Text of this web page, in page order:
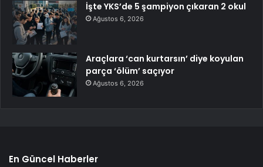
İşte YKS’de 5 şampiyon çıkaran 2 okul
Ağustos 6, 2026
Araçlara ‘can kurtarsın’ diye koyulan
parça ‘ölüm’ saçıyor
Ağustos 6, 2026
En Güncel Haberler